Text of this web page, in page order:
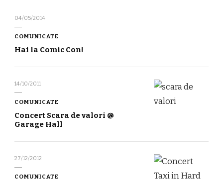
04/05/2014
COMUNICATE
Hai la Comic Con!
14/10/2011
COMUNICATE
Concert Scara de valori @
Garage Hall
27/12/2012
COMUNICATE